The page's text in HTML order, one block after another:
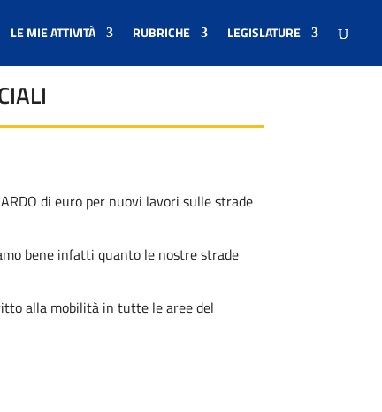
LE MIE ATTIVITÀ RUBRICHE LEGISLATURE
di euro per nuovi lavori sulle strade
bene infatti quanto le nostre strade
alla mobilità in tutte le aree del